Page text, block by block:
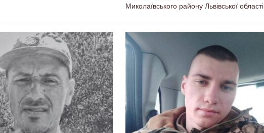
Миколаївського району Львівської області